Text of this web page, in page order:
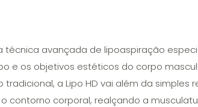
técnica avançada de lipoaspiração
e os objetivos estéticos do corpo
a Lipo HD vai além da simples
contorno corporal, realçando a